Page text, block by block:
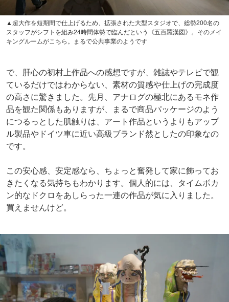
▲超大作を短期間で仕上げるため、拡張された大型スタジオで、総勢200名の
スタッフがシフトを組み24時間体勢で臨んだという《五百羅漢図》。そのメイ
キングルームがこちら。まるで公共事業のようです
で、肝心の初村上作品への感想ですが、雑誌やテレビで観
ているだけではわからない、素材の質感や仕上げの完成度
の高さに驚きました。先月、アナログの極北にあるモネ作
品を観た関係もありますが、まるで商品パッケージのよう
につるっとした肌触りは、アート作品というよりもアップ
ル製品やドイツ車に近い高級ブランド然としたの印象なの
です。
この安心感、安定感なら、ちょっと奮発して家に飾ってお
きたくなる気持ちもわかります。個人的には、タイムボカ
ン的なドクロをあしらった一連の作品が気に入りました。
買えませんけど。